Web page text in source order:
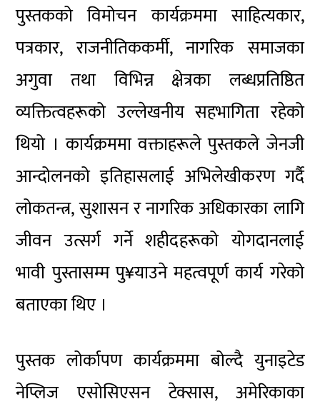
पुस्तकको विमोचन कार्यक्रममा साहित्यकार,
पत्रकार, राजनीतिककर्मी, नागरिक समाजका
अगुवा तथा विभिन्न क्षेत्रका लब्धप्रतिष्ठित
व्यक्तित्वहरूको उल्लेखनीय सहभागिता रहेको
थियो । कार्यक्रममा वक्ताहरूले पुस्तकले जेनजी
आन्दोलनको इतिहासलाई अभिलेखीकरण गर्दै
लोकतन्त्र, सुशासन र नागरिक अधिकारका लागि
जीवन उत्सर्ग गर्ने शहीदहरूको योगदानलाई
भावी पुस्तासम्म पु¥याउने महत्वपूर्ण कार्य गरेको
बताएका थिए ।
पुस्तक लोर्कापण कार्यक्रममा बोल्दै युनाइटेड
नेप्लिज एसोसिएसन टेक्सास, अमेरिकाका